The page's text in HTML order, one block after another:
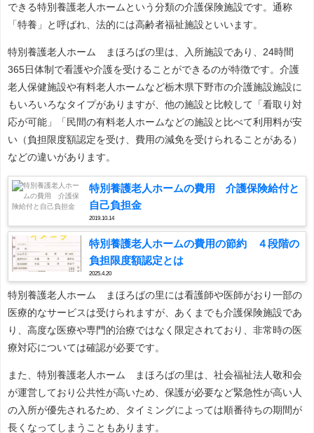
できる特別養護老人ホームという分類の介護保険施設です。通称
「特養」と呼ばれ、法的には高齢者福祉施設といいます。
特別養護老人ホーム まほろばの里は、入所施設であり、24時間
365日体制で看護や介護を受けることができるのが特徴です。介護
老人保健施設や有料老人ホームなど栃木県下野市の介護施設施設に
もいろいろなタイプがありますが、他の施設と比較して「看取り対
応が可能」「民間の有料老人ホームなどの施設と比べて利用料が安
い（負担限度額認定を受け、費用の減免を受けられることがある）
などの違いがあります。
特別養護老人ホームの費用 介護保険給付と
自己負担金
2019.10.14
特別養護老人ホームの費用の節約 ４段階の
負担限度額認定とは
2025.4.20
特別養護老人ホーム まほろばの里には看護師や医師がおり一部の
医療的なサービスは受けられますが、あくまでも介護保険施設であ
り、高度な医療や専門的治療ではなく限定されており、非常時の医
療対応については確認が必要です。
また、特別養護老人ホーム まほろばの里は、社会福祉法人敬和会
が運営しており公共性が高いため、保護が必要など緊急性が高い人
の入所が優先されるため、タイミングによっては順番待ちの期間が
長くなってしまうこともあります。